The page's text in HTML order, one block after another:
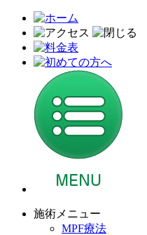
施術メニュー
MPF療法